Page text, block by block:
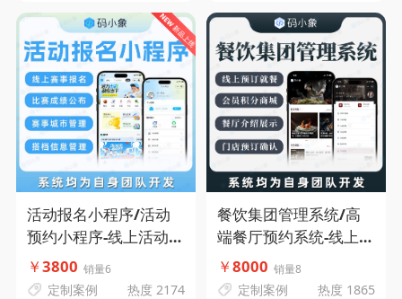
象源码
活动报名小程序/活动
预约小程序-线上活动报
名-查询比赛成绩-活动
资讯-码小象源码
￥3800 销量6
定制案例 热度 2174
餐饮集团管理系统/高
端餐厅预约系统-线上预
订就餐- 会员积分商城-
门店预订确认-码小象源
￥8000 销量8
定制案例 热度 1865